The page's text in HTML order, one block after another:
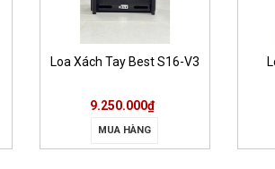
Loa Xách Tay Best S16-V3
9.250.000₫
MUA HÀNG